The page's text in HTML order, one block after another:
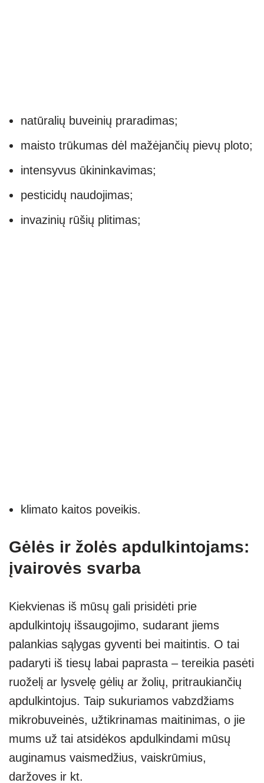
natūralių buveinių praradimas;
maisto trūkumas dėl mažėjančių pievų ploto;
intensyvus ūkininkavimas;
pesticidų naudojimas;
invazinių rūšių plitimas;
klimato kaitos poveikis.
Gėlės ir žolės apdulkintojams:
įvairovės svarba
Kiekvienas iš mūsų gali prisidėti prie
apdulkintojų išsaugojimo, sudarant jiems
palankias sąlygas gyventi bei maitintis. O tai
padaryti iš tiesų labai paprasta – tereikia pasėti
ruoželį ar lysvelę gėlių ar žolių, pritraukiančių
apdulkintojus. Taip sukuriamos vabzdžiams
mikrobuveinės, užtikrinamas maitinimas, o jie
mums už tai atsidėkos apdulkindami mūsų
auginamus vaismedžius, vaiskrūmius,
daržoves ir kt.